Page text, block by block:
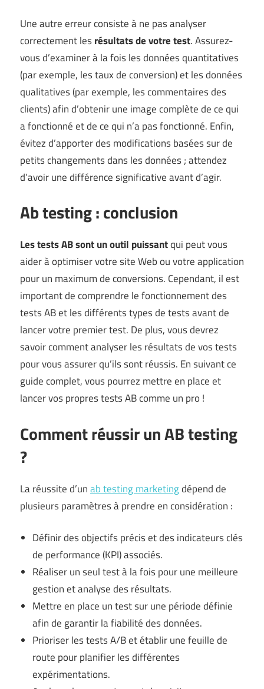
Une autre erreur consiste à ne pas analyser
correctement lesrésultats de votre test. Assurez-
vous d’examiner à la fois les données quantitatives
(par exemple, les taux de conversion) et les données
qualitatives (par exemple, les commentaires des
clients) afin d’obtenir une image complète de ce qui
a fonctionné et de ce qui n’a pas fonctionné. Enfin,
évitez d’apporter des modifications basées sur de
petits changements dans les données ; attendez
d’avoir une différence significative avant d’agir.
Ab testing : conclusion
Les tests AB sont un outil puissantqui peut vous
aider à optimiser votre site Web ou votre application
pour un maximum de conversions. Cependant, il est
important de comprendre le fonctionnement des
tests AB et les différents types de tests avant de
lancer votre premier test. De plus, vous devrez
savoir comment analyser les résultats de vos tests
pour vous assurer qu’ils sont réussis. En suivant ce
guide complet, vous pourrez mettre en place et
lancer vos propres tests AB comme un pro !
Comment réussir un AB testing
?
La réussite d’unab testing marketingdépend de
plusieurs paramètres à prendre en considération :
Définir des objectifs précis et des indicateurs clés
de performance (KPI) associés.
Réaliser un seul test à la fois pour une meilleure
gestion et analyse des résultats.
Mettre en place un test sur une période définie
afin de garantir la fiabilité des données.
Prioriser les tests A/B et établir une feuille de
route pour planifier les différentes
expérimentations.